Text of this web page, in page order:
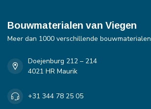
Bouwmaterialen van Viegen
Meer dan 1000 verschillende bouwmaterialen
Doejenburg 212 – 214
4021 HR Maurik
+31 344 78 25 05